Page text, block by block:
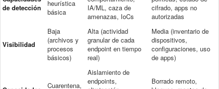
de detección
heurística
básica
IA/ML, caza de
amenazas, IoCs
cifrado, apps no
autorizadas
Visibilidad
Baja
(archivos y
procesos
básicos)
Alta (actividad
granular de cada
endpoint en tiempo
real)
Media (inventario de
dispositivos,
configuraciones, uso
de apps)
Cuarentena,
Aislamiento de
endpoints,
Borrado remoto,